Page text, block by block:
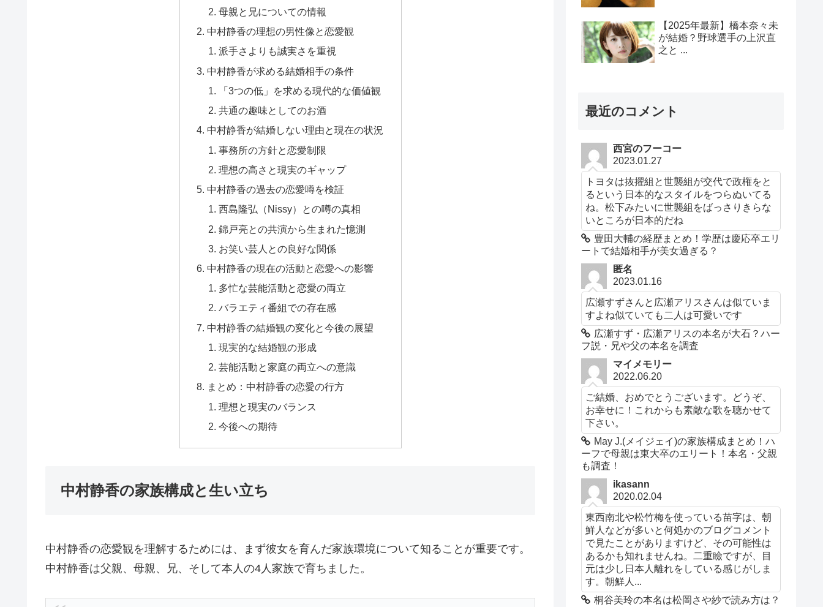
母親と兄についての情報
中村静香の理想の男性像と恋愛観
派手さよりも誠実さを重視
中村静香が求める結婚相手の条件
「3つの低」を求める現代的な価値観
共通の趣味としてのお酒
中村静香が結婚しない理由と現在の状況
事務所の方針と恋愛制限
理想の高さと現実のギャップ
中村静香の過去の恋愛噂を検証
西島隆弘（Nissy）との噂の真相
錦戸亮との共演から生まれた憶測
お笑い芸人との良好な関係
中村静香の現在の活動と恋愛への影響
多忙な芸能活動と恋愛の両立
バラエティ番組での存在感
中村静香の結婚観の変化と今後の展望
現実的な結婚観の形成
芸能活動と家庭の両立への意識
まとめ：中村静香の恋愛の行方
理想と現実のバランス
今後への期待
中村静香の家族構成と生い立ち
中村静香の恋愛観を理解するためには、まず彼女を育んだ家族環境について知ることが重要です。
中村静香は父親、母親、兄、そして本人の4人家族で育ちました。
【2025年最新】橋本奈々未
が結婚？野球選手の上沢直
之と ...
最近のコメント
西宮のフーコー
2023.01.27
トヨタは抜擢組と世襲組が交代で政権をと
るという日本的なスタイルをつらぬいてる
ね。松下みたいに世襲組をばっさりきらな
いところが日本的だね
豊田大輔の経歴まとめ！学歴は慶応卒エリ
ートで結婚相手が美女過ぎる？
匿名
2023.01.16
広瀬すずさんと広瀬アリスさんは似ていま
すよね似ていても二人は可愛いです
広瀬すず・広瀬アリスの本名が大石？ハー
フ説・兄や父の本名を調査
マイメモリー
2022.06.20
ご結婚、おめでとうございます。どうぞ、
お幸せに！これからも素敵な歌を聴かせて
下さい。
May J.(メイジェイ)の家族構成まとめ！ハ
ーフで母親は東大卒のエリート！本名・父親
も調査！
ikasann
2020.02.04
東西南北や松竹梅を使っている苗字は、朝
鮮人などが多いと何処かのブログコメント
で見たことがありますけど、その可能性は
あるかも知れませんね。二重瞼ですが、目
元は少し日本人離れをしている感じがしま
す。朝鮮人...
桐谷美玲の本名は松岡さや紗で読み方は？